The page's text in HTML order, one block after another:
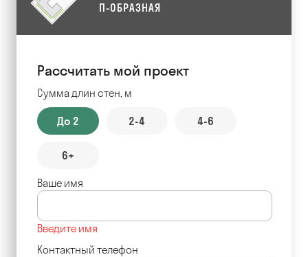
П-ОБРАЗНАЯ
Рассчитать мой проект
Сумма длин стен, м
До 2 2-4 4-6
6+
Ваше имя
Введите имя
Контактный телефон